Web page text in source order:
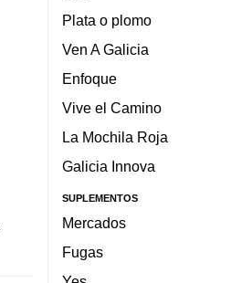
Plata o plomo
Ven A Galicia
Enfoque
Vive el Camino
La Mochila Roja
Galicia Innova
SUPLEMENTOS
Mercados
Fugas